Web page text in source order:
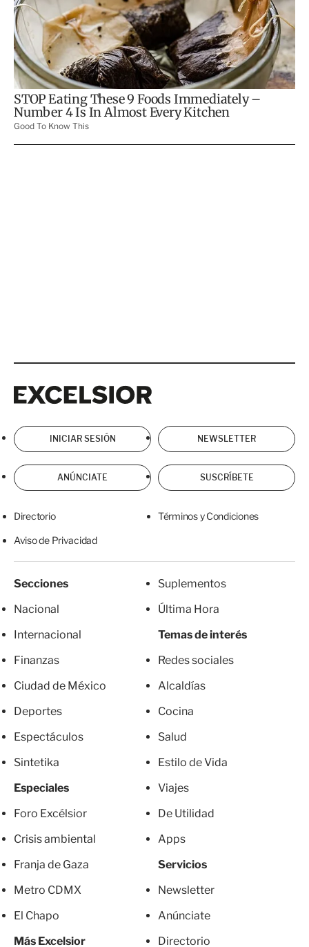
INICIAR SESIÓN NEWSLETTER
ANÚNCIATE SUSCRÍBETE
Directorio Términos y Condiciones
Aviso de Privacidad
Secciones
Nacional
Internacional
Finanzas
Ciudad de México
Deportes
Espectáculos
Sintetika
Especiales
Foro Excélsior
Crisis ambiental
Franja de Gaza
Metro CDMX
El Chapo
Más Excelsior
Suplementos
Última Hora
Temas de interés
Redes sociales
Alcaldías
Cocina
Salud
Estilo de Vida
Viajes
De Utilidad
Apps
Servicios
Newsletter
Anúnciate
Directorio